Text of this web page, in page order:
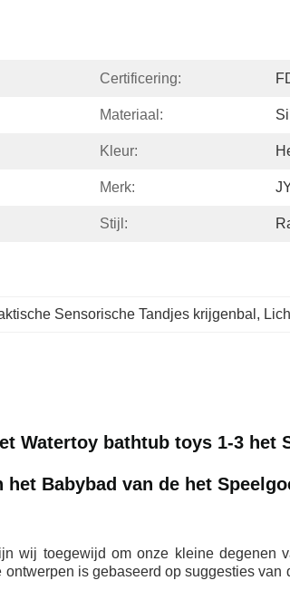
Certificering:
Materiaal:
Kleur:
Merk:
Stijl:
Sensorische Tandjes krijgenbal ,
Watertoy bathtub toys 1-3 het
Babybad van de het
wij toegewijd om onze kleine degenen
is gebaseerd op suggesties